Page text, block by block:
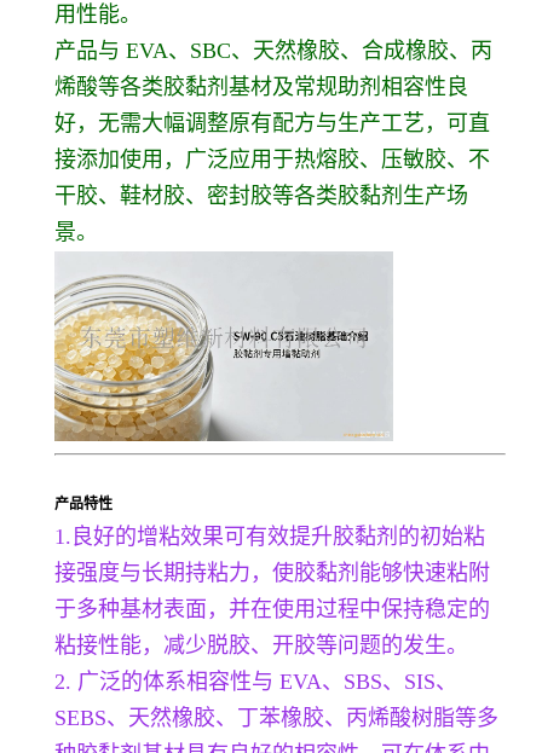
用性能。
产品与 EVA、SBC、天然橡胶、合成橡胶、丙
烯酸等各类胶黏剂基材及常规助剂相容性良
好，无需大幅调整原有配方与生产工艺，可直
接添加使用，广泛应用于热熔胶、压敏胶、不
干胶、鞋材胶、密封胶等各类胶黏剂生产场
景。
产品特性
1.良好的增粘效果可有效提升胶黏剂的初始粘
接强度与长期持粘力，使胶黏剂能够快速粘附
于多种基材表面，并在使用过程中保持稳定的
粘接性能，减少脱胶、开胶等问题的发生。
2. 广泛的体系相容性与 EVA、SBS、SIS、
SEBS、天然橡胶、丁苯橡胶、丙烯酸树脂等多